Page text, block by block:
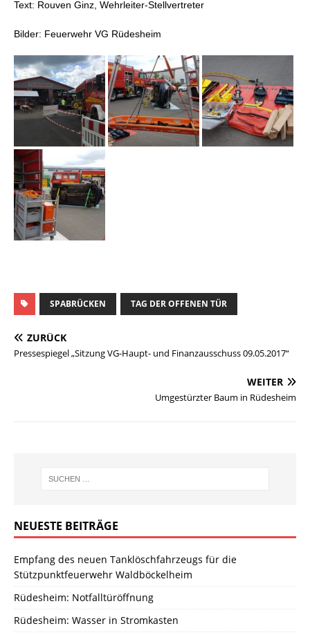
Text: Rouven Ginz, Wehrleiter-Stellvertreter
Bilder: Feuerwehr VG Rüdesheim
SPABRÜCKEN TAG DER OFFENEN TÜR
ZURÜCK
Pressespiegel „Sitzung VG-Haupt- und Finanzausschuss 09.05.2017“
WEITER
Umgestürzter Baum in Rüdesheim
NEUESTE BEITRÄGE
Empfang des neuen Tanklöschfahrzeugs für die
Stützpunktfeuerwehr Waldböckelheim
Rüdesheim: Notfalltüröffnung
Rüdesheim: Wasser in Stromkasten